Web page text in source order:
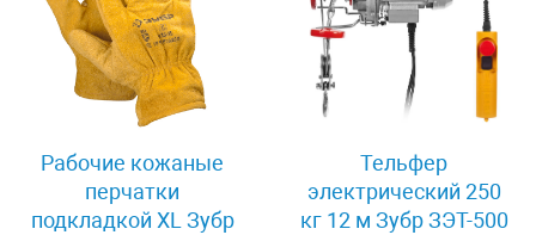
Рабочие кожаные
перчатки
подкладкой XL Зубр
Тельфер
электрический 250
кг 12 м Зубр ЗЭТ-500